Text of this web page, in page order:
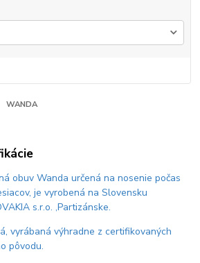
WANDA
obuv Wanda určená na nosenie počas
je vyrobená na Slovensku
s.r.o. ,Partizánske.
vyrábaná výhradne z certifikovaných
pôvodu.